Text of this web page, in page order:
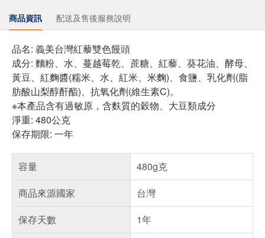
商品資訊 配送及售後服務說明
品名: 義美台灣紅藜雙色饅頭
成分: 麵粉、水、蔓越莓乾、蔗糖、紅藜、葵花油、酵母、
黃豆、紅麴醬(糯米、水、紅米、米麴)、食鹽、乳化劑(脂
肪酸山梨醇酐酯)、抗氧化劑(維生素C)。
※本產品含有過敏原，含麩質的穀物、大豆類成分
淨重: 480公克
保存期限: 一年
容量
480g克
商品來源國家
台灣
保存天數
1年